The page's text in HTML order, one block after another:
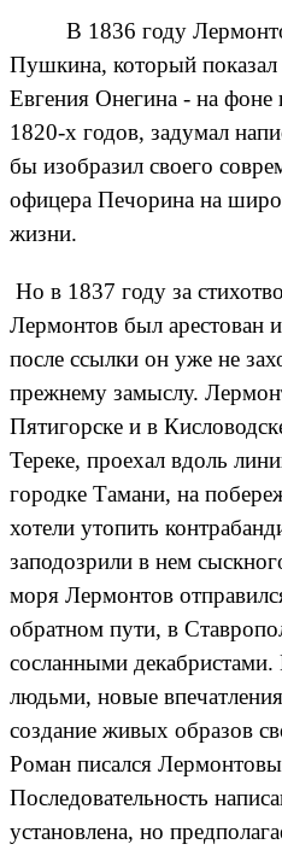
В 1836 году
Пушкина, который показал
Евгения Онегина - на фоне
1820-х годов, задумал
бы изобразил своего
офицера Печорина на
жизни.
Но в 1837 году за
Лермонтов был арестован
после ссылки он уже не
прежнему замыслу.
Пятигорске и в
Тереке, проехал вдоль
городке Тамани, на
хотели утопить
заподозрили в нем
моря Лермонтов
обратном пути, в
сосланными
людьми, новые
создание живых образов
Роман писался
Последовательность
установлена, но